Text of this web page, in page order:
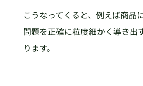
こうなってくると、例えば商品
問題を正確に粒度細かく導き出
ります。